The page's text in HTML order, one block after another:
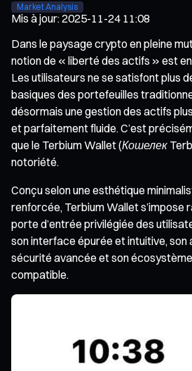
Market Analysis
Mis à jour:2025-11-24 11:08
Dans le paysage crypto en pleine
notion de « liberté des actifs » est
Les utilisateurs ne se satisfont plus
basiques des portefeuilles
désormais une gestion des actifs
et parfaitement fluide. C’est
que le Terbium Wallet (Кошелек
notoriété.
Conçu selon une esthétique
renforcée, Terbium Wallet s’impose
porte d’entrée privilégiée des
son interface épurée et intuitive,
sécurité avancée et son
compatible.